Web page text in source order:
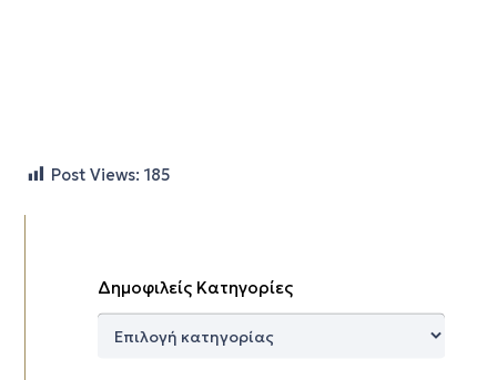
Post Views: 185
Δημοφιλείς Κατηγορίες
Δημοφιλείς